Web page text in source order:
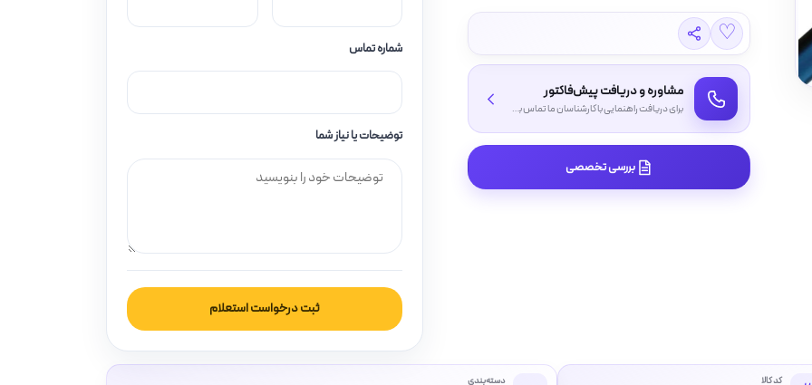
♡
مشاوره و دریافت پیش‌فاکتور
برای دریافت راهنمایی با کارشناسان ما تماس بگیرید
بررسی تخصصی
شماره تماس
توضیحات یا نیاز شما
ثبت درخواست استعلام
کد کالا دسته‌بندی